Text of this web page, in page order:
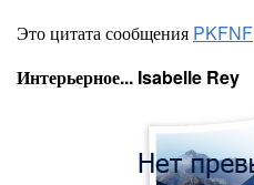
Это цитата сообщения PKFNF
Интерьерное... Isabelle Rey